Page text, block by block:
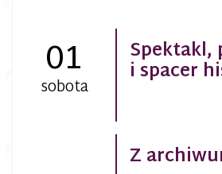
01
sobota
Spektakl,
i spacer
Z